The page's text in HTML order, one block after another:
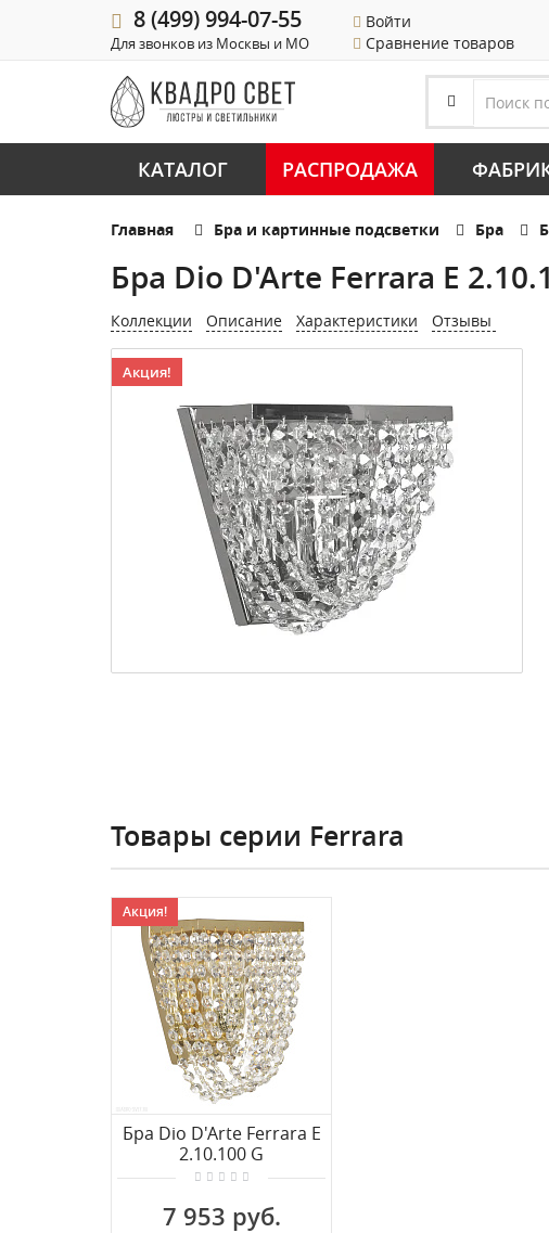
8 (499) 994-07-55
Для звонков из Москвы и МО
Войти
Сравнение товаров
КАТАЛОГ РАСПРОДАЖА
Главная Бра и картинные подсветки Бра
Бра Dio D'Arte Ferrara E
Коллекции Описание Характеристики Отзывы
Акция!
Товары серии Ferrara
Акция!
Бра Dio D'Arte Ferrara E
2.10.100 G
7 953 руб.